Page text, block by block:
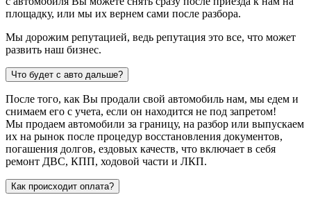
площадку, или мы их вернем сами после разбора.
Мы дорожим репутацией, ведь репутация это все, что может
развить наш бизнес.
Что будет с авто дальше?
После того, как Вы продали свой автомобиль нам, мы едем и
снимаем его с учета, если он находится не под запретом!
Мы продаем автомобили за границу, на разбор или выпускаем
их на рынок после процедур восстановления документов,
погашения долгов, ездовых качеств, что включает в себя
ремонт ДВС, КПП, ходовой части и ЛКП.
Как происходит оплата?